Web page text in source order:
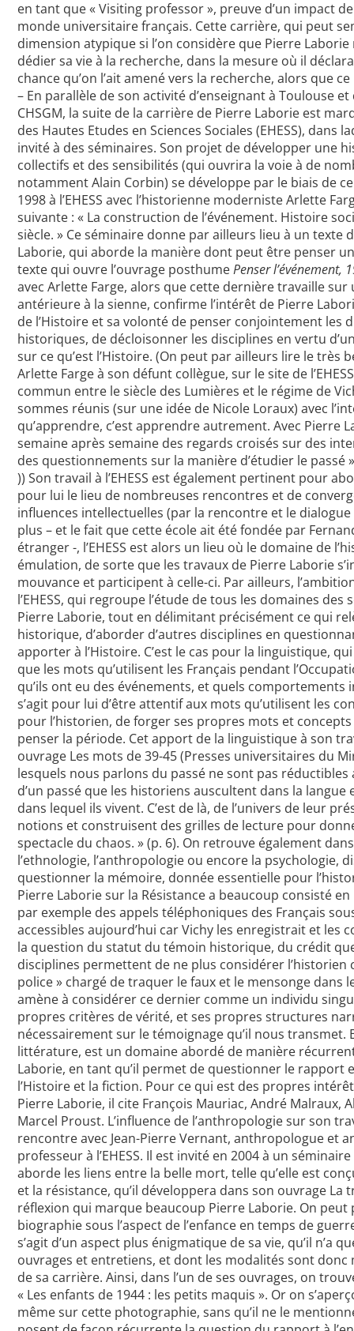
en tant que « Visiting professor », preuve d’un impact
monde universitaire français. Cette carrière, qui peut
dimension atypique si l’on considère que Pierre Laborie
dédier sa vie à la recherche, dans la mesure où il
chance qu’on l’ait amené vers la recherche, alors que
– En parallèle de son activité d’enseignant à Toulouse
CHSGM, la suite de la carrière de Pierre Laborie est
des Hautes Etudes en Sciences Sociales (EHESS), dans
invité à des séminaires. Son projet de développer une
collectifs et des sensibilités (qui ouvrira la voie à de
notamment Alain Corbin) se développe par le biais de
1998 à l’EHESS avec l’historienne moderniste Arlette
suivante : « La construction de l’événement. Histoire
siècle. » Ce séminaire donne par ailleurs lieu à un texte
Laborie, qui aborde la manière dont peut être penser
texte qui ouvre l’ouvrage posthumePenser l’événement,
avec Arlette Farge, alors que cette dernière travaille
antérieure à la sienne, confirme l’intérêt de Pierre
de l’Histoire et sa volonté de penser conjointement les
historiques, de décloisonner les disciplines en vertu
sur ce qu’est l’Histoire. (On peut par ailleurs lire le très
Arlette Farge à son défunt collègue, sur le site de
commun entre le siècle des Lumières et le régime de
sommes réunis (sur une idée de Nicole Loraux) avec
qu’apprendre, c’est apprendre autrement. Avec Pierre
semaine après semaine des regards croisés sur des
des questionnements sur la manière d’étudier le passé
)) Son travail à l’EHESS est également pertinent pour
pour lui le lieu de nombreuses rencontres et de
influences intellectuelles (par la rencontre et le dialogue
plus – et le fait que cette école ait été fondée par
étranger -, l’EHESS est alors un lieu où le domaine de
émulation, de sorte que les travaux de Pierre Laborie
mouvance et participent à celle-ci. Par ailleurs,
l’EHESS, qui regroupe l’étude de tous les domaines des
Pierre Laborie, tout en délimitant précisément ce qui
historique, d’aborder d’autres disciplines en
apporter à l’Histoire. C’est le cas pour la linguistique,
que les mots qu’utilisent les Français pendant
qu’ils ont eu des événements, et quels comportements
s’agit pour lui d’être attentif aux mots qu’utilisent les
pour l’historien, de forger ses propres mots et
penser la période. Cet apport de la linguistique à son
ouvrage Les mots de 39-45 (Presses universitaires du
lesquels nous parlons du passé ne sont pas
d’un passé que les historiens auscultent dans la
dans lequel ils vivent. C’est de là, de l’univers de leur
notions et construisent des grilles de lecture pour
spectacle du chaos. » (p. 6). On retrouve également
l’ethnologie, l’anthropologie ou encore la psychologie,
questionner la mémoire, donnée essentielle pour
Pierre Laborie sur la Résistance a beaucoup consisté en
par exemple des appels téléphoniques des Français
accessibles aujourd’hui car Vichy les enregistrait et les
la question du statut du témoin historique, du crédit
disciplines permettent de ne plus considérer l’historien
police » chargé de traquer le faux et le mensonge dans
amène à considérer ce dernier comme un individu
propres critères de vérité, et ses propres structures
nécessairement sur le témoignage qu’il nous transmet.
littérature, est un domaine abordé de manière
Laborie, en tant qu’il permet de questionner le rapport
l’Histoire et la fiction. Pour ce qui est des propres
Pierre Laborie, il cite François Mauriac, André Malraux,
Marcel Proust. L’influence de l’anthropologie sur son
rencontre avec Jean-Pierre Vernant, anthropologue et
professeur à l’EHESS. Il est invité en 2004 à un
aborde les liens entre la belle mort, telle qu’elle est
et la résistance, qu’il développera dans son ouvrage La
réflexion qui marque beaucoup Pierre Laborie. On
biographie sous l’aspect de l’enfance en temps de
s’agit d’un aspect plus énigmatique de sa vie, qu’il n’a
ouvrages et entretiens, et dont les modalités sont donc
de sa carrière. Ainsi, dans l’un de ses ouvrages, on
« Les enfants de 1944 : les petits maquis ». Or on
même sur cette photographie, sans qu’il ne le